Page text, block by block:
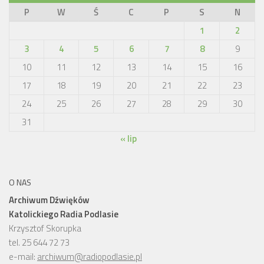
P
W Ś C P S
N
1
2
3
4 5 6 7 8
9
10
11 12 13 14 15
16
17
18 19 20 21 22
23
24
25 26 27 28 29
30
31
« lip
O NAS
Archiwum Dźwięków
Katolickiego Radia Podlasie
Krzysztof Skorupka
tel. 25 644 72 73
e-mail: archiwum@radiopodlasie.pl